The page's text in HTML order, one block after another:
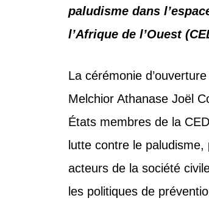
paludisme dans
l’Afrique de l’Ouest
La cérémonie
Melchior Athanase Joël
États membres de la
lutte contre le
acteurs de la société
les politiques de